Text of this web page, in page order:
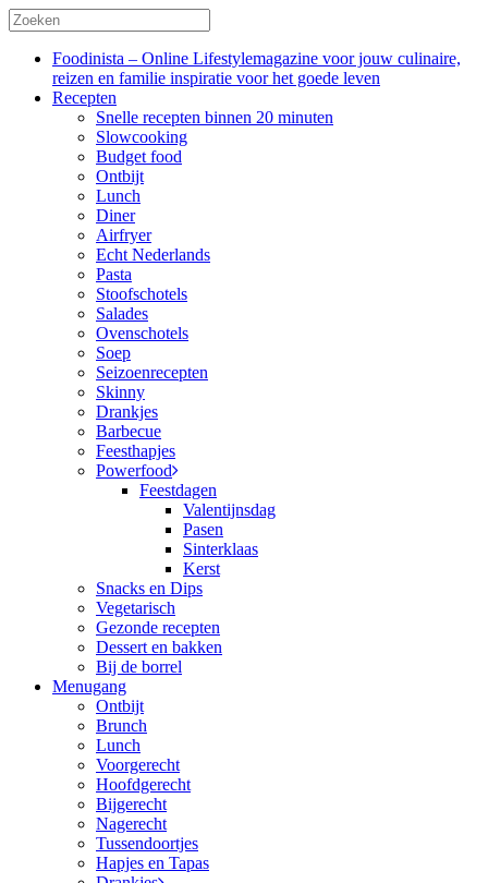
Foodinista – Online Lifestylemagazine voor jouw culinaire,
reizen en familie inspiratie voor het goede leven
Recepten
Snelle recepten binnen 20 minuten
Slowcooking
Budget food
Ontbijt
Lunch
Diner
Airfryer
Echt Nederlands
Pasta
Stoofschotels
Salades
Ovenschotels
Soep
Seizoenrecepten
Skinny
Drankjes
Barbecue
Feesthapjes
Powerfood
Feestdagen
Valentijnsdag
Pasen
Sinterklaas
Kerst
Snacks en Dips
Vegetarisch
Gezonde recepten
Dessert en bakken
Bij de borrel
Menugang
Ontbijt
Brunch
Lunch
Voorgerecht
Hoofdgerecht
Bijgerecht
Nagerecht
Tussendoortjes
Hapjes en Tapas